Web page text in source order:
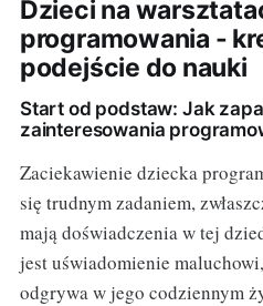
Dzieci na
programowania -
podejście do nauki
Start od podstaw: Jak
zainteresowania
Zaciekawienie dziecka
się trudnym zadaniem,
mają doświadczenia w tej
jest uświadomienie
odgrywa w jego codziennym